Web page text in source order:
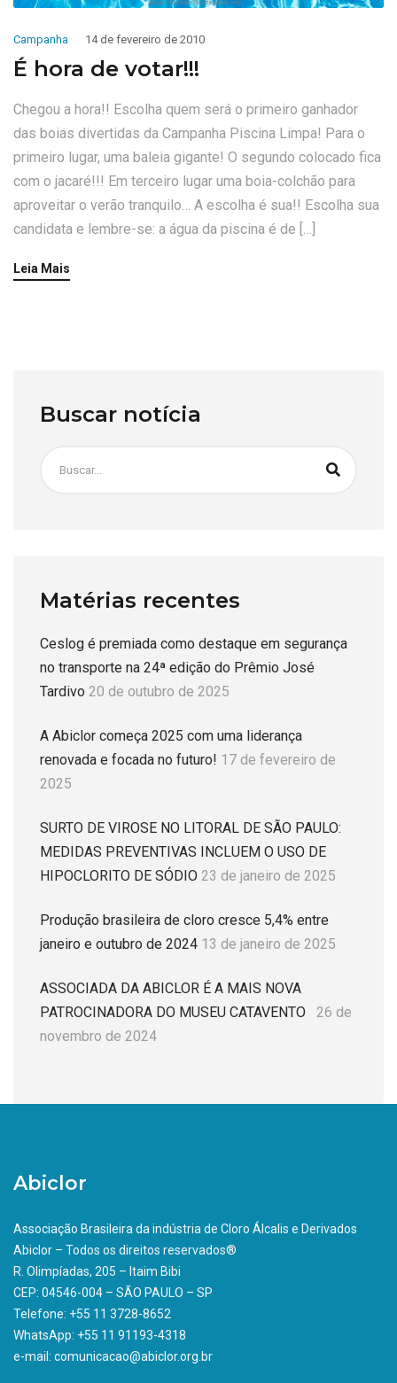
Campanha 14 de fevereiro de 2010
É hora de votar!!!
Chegou a hora!! Escolha quem será o primeiro ganhador
das boias divertidas da Campanha Piscina Limpa! Para o
primeiro lugar, uma baleia gigante! O segundo colocado fica
com o jacaré!!! Em terceiro lugar uma boia-colchão para
aproveitar o verão tranquilo… A escolha é sua!! Escolha sua
candidata e lembre-se: a água da piscina é de […]
Leia Mais
Buscar notícia
Matérias recentes
Ceslog é premiada como destaque em segurança
no transporte na 24ª edição do Prêmio José
Tardivo 20 de outubro de 2025
A Abiclor começa 2025 com uma liderança
renovada e focada no futuro! 17 de fevereiro de
2025
SURTO DE VIROSE NO LITORAL DE SÃO PAULO:
MEDIDAS PREVENTIVAS INCLUEM O USO DE
HIPOCLORITO DE SÓDIO 23 de janeiro de 2025
Produção brasileira de cloro cresce 5,4% entre
janeiro e outubro de 2024 13 de janeiro de 2025
ASSOCIADA DA ABICLOR É A MAIS NOVA
PATROCINADORA DO MUSEU CATAVENTO
26 de
novembro de 2024
Abiclor
Associação Brasileira da indústria de Cloro Álcalis e Derivados
Abiclor – Todos os direitos reservados®
R. Olimpíadas, 205 – Itaim Bibi
CEP: 04546-004 – SÃO PAULO – SP
Telefone: +55 11 3728-8652
WhatsApp: +55 11 91193-4318
e-mail: comunicacao@abiclor.org.br